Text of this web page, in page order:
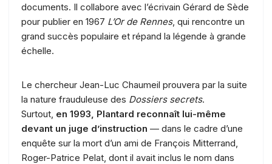
documents. Il collabore avec l’écrivain Gérard de Sède
pour publier en 1967 L’Or de Rennes, qui rencontre un
grand succès populaire et répand la légende à grande
échelle.
Le chercheur Jean-Luc Chaumeil prouvera par la suite
la nature frauduleuse des Dossiers secrets.
Surtout, en 1993, Plantard reconnaît lui-même
devant un juge d’instruction — dans le cadre d’une
enquête sur la mort d’un ami de François Mitterrand,
Roger-Patrice Pelat, dont il avait inclus le nom dans